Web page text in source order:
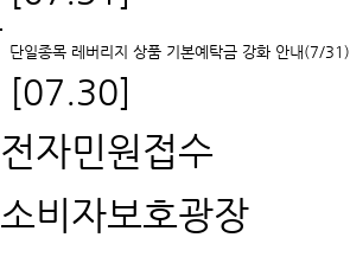
단일종목 레버리지 상품 기본예탁금 강화 안내(7/31)
[07.30]
전자민원접수
소비자보호광장